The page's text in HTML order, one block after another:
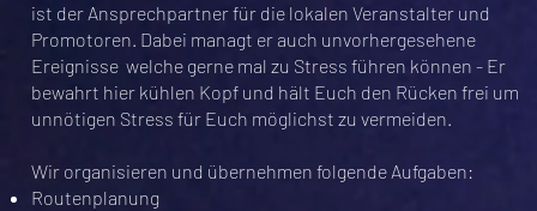
ist der Ansprechpartner für die lokalen Veranstalter und
Promotoren. Dabei managt er auch unvorhergesehene
Ereignisse welche gerne mal zu Stress führen können - Er
bewahrt hier kühlen Kopf und hält Euch den Rücken frei um
unnötigen Stress für Euch möglichst zu vermeiden.
Wir organisieren und übernehmen folgende Aufgaben:
Routenplanung